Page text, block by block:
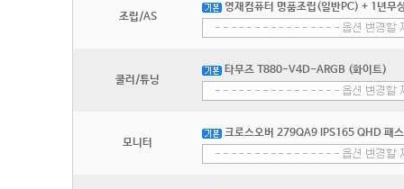
조립/AS
영재컴퓨터 명품조립(일반PC) + 1년무
쿨러/튜닝
타무즈 T880-V4D-ARGB (화이트)
모니터
크로스오버 279QA9 IPS165 QHD 패